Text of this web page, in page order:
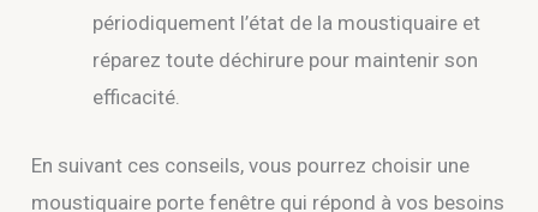
périodiquement l’état de la moustiquaire et
réparez toute déchirure pour maintenir son
efficacité.
En suivant ces conseils, vous pourrez choisir une
moustiquaire porte fenêtre qui répond à vos besoins